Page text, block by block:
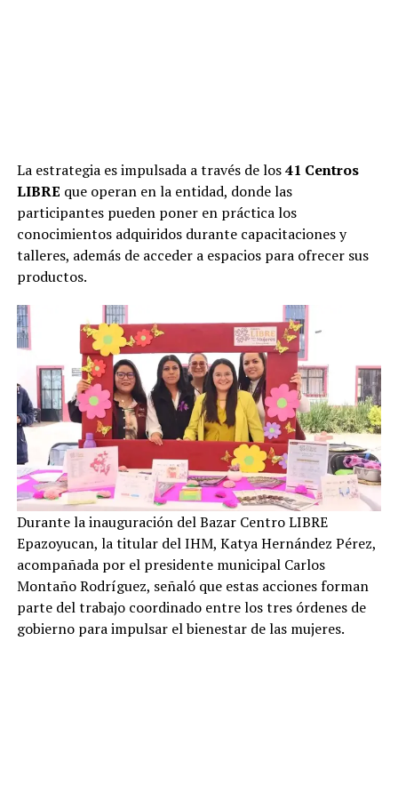
La estrategia es impulsada a través de los41 Centros
LIBRE que operan en la entidad, donde las
participantes pueden poner en práctica los
conocimientos adquiridos durante capacitaciones y
talleres, además de acceder a espacios para ofrecer sus
productos.
Durante la inauguración del Bazar Centro LIBRE
Epazoyucan, la titular del IHM, Katya Hernández Pérez,
acompañada por el presidente municipal Carlos
Montaño Rodríguez, señaló que estas acciones forman
parte del trabajo coordinado entre los tres órdenes de
gobierno para impulsar el bienestar de las mujeres.